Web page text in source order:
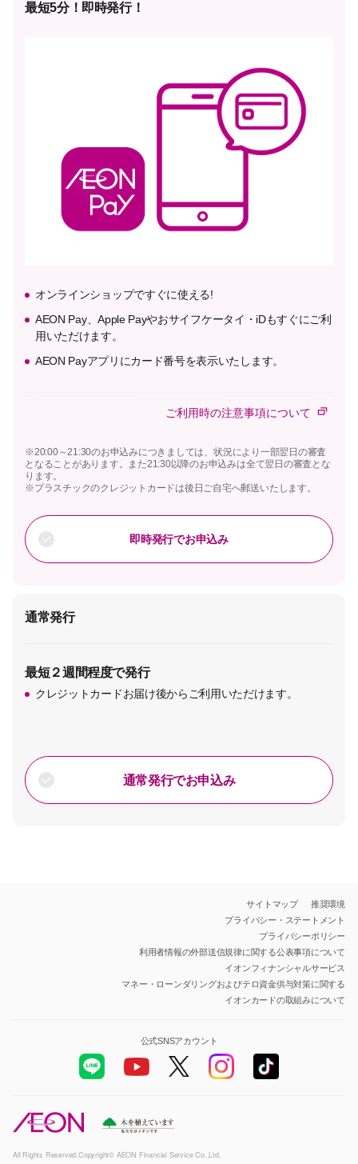
最短5分！即時発行！
オンラインショップですぐに使える!
AEON Pay、Apple Payやおサイフケータイ・iDもすぐにご利
用いただけます。
AEON Payアプリにカード番号を表示いたします。
ご利用時の注意事項について
※20:00～21:30のお申込みにつきましては、状況により一部翌日の審査
となることがあります。また21:30以降のお申込みは全て翌日の審査とな
ります。
※プラスチックのクレジットカードは後日ご自宅へ郵送いたします。
即時発行でお申込み
通常発行
最短２週間程度で発行
クレジットカードお届け後からご利用いただけます。
通常発行でお申込み
サイトマップ
推奨環境
プライバシー・ステートメント
プライバシーポリシー
利用者情報の外部送信規律に関する公表事項について
イオンフィナンシャルサービス
マネー・ローンダリングおよびテロ資金供与対策に関する
イオンカードの取組みについて
All Rights Reserved.Copyright© AEON Financial Service Co.,Ltd.
公式SNSアカウント